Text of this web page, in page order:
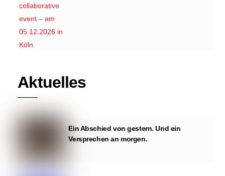
Aktuelles
Ein Abschied von gestern. Und ein
Versprechen an morgen.